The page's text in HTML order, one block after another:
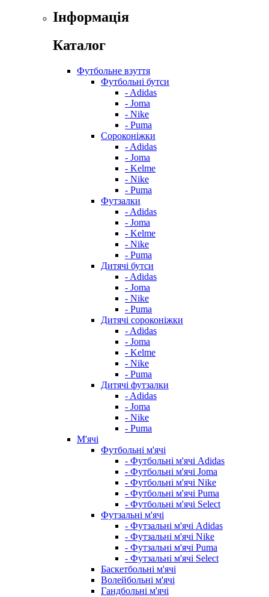
Інформація
Каталог
Футбольне взуття
Футбольні бутси
- Adidas
- Joma
- Nike
- Puma
Сороконіжки
- Adidas
- Joma
- Kelme
- Nike
- Puma
Футзалки
- Adidas
- Joma
- Kelme
- Nike
- Puma
Дитячі бутси
- Adidas
- Joma
- Nike
- Puma
Дитячі сороконіжки
- Adidas
- Joma
- Kelme
- Nike
- Puma
Дитячі футзалки
- Adidas
- Joma
- Nike
- Puma
М'ячі
Футбольні м'ячі
- Футбольні м'ячі Adidas
- Футбольні м'ячі Joma
- Футбольні м'ячі Nike
- Футбольні м'ячі Puma
- Футбольні м'ячі Select
Футзальні м'ячі
- Футзальні м'ячі Adidas
- Футзальні м'ячі Nike
- Футзальні м'ячі Puma
- Футзальні м'ячі Select
Баскетбольні м'ячі
Волейбольні м'ячі
Гандбольні м'ячі